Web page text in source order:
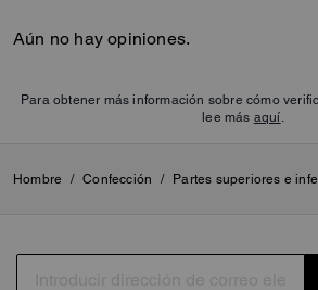
Aún no hay opiniones.
Para obtener más información sobre cómo
lee más aquí
Hombre / Confección / Partes superiores e